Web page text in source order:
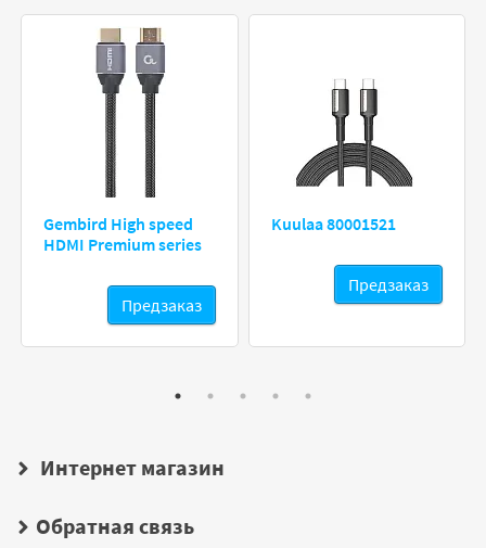
Gembird High speed
HDMI Premium series
Предзаказ
Kuulaa 80001521
Предзаказ
Интернет магазин
Обратная связь